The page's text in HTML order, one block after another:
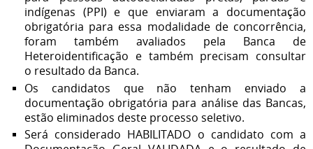
indígenas (PPI) e que enviaram a documentação
obrigatória para essa modalidade de concorrência,
foram também avaliados pela Banca de
Heteroidentificação e também precisam consultar
o resultado da Banca.
Os candidatos que não tenham enviado a
documentação obrigatória para análise das Bancas,
estão eliminados deste processo seletivo.
Será considerado HABILITADO o candidato com a